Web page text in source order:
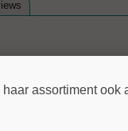
assortiment